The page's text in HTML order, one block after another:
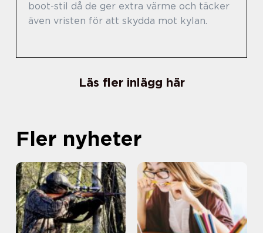
boot-stil då de ger extra värme och täcker
även vristen för att skydda mot kylan.
Läs fler inlägg här
Fler nyheter